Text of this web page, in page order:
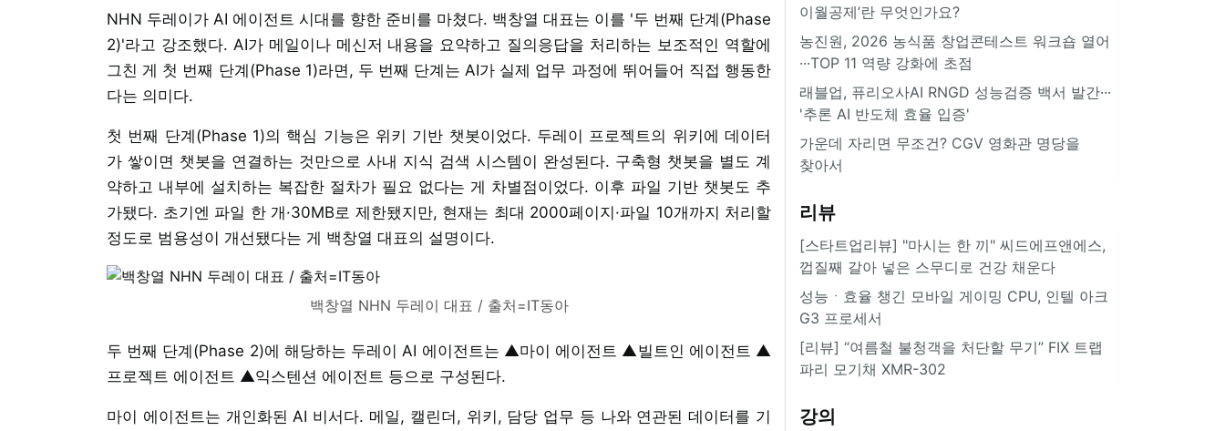
NHN 두레이가 AI 에이전트 시대를 향한 준비를 마쳤다. 백창열 대표는 이를 '두 번째 단계(Phase
2)'라고 강조했다. AI가 메일이나 메신저 내용을 요약하고 질의응답을 처리하는 보조적인 역할에
그친 게 첫 번째 단계(Phase 1)라면, 두 번째 단계는 AI가 실제 업무 과정에 뛰어들어 직접 행동한
다는 의미다.
첫 번째 단계(Phase 1)의 핵심 기능은 위키 기반 챗봇이었다. 두레이 프로젝트의 위키에 데이터
가 쌓이면 챗봇을 연결하는 것만으로 사내 지식 검색 시스템이 완성된다. 구축형 챗봇을 별도 계
약하고 내부에 설치하는 복잡한 절차가 필요 없다는 게 차별점이었다. 이후 파일 기반 챗봇도 추
가됐다. 초기엔 파일 한 개·30MB로 제한됐지만, 현재는 최대 2000페이지·파일 10개까지 처리할
정도로 범용성이 개선됐다는 게 백창열 대표의 설명이다.
백창열 NHN 두레이 대표 / 출처=IT동아
두 번째 단계(Phase 2)에 해당하는 두레이 AI 에이전트는 ▲마이 에이전트 ▲빌트인 에이전트 ▲
프로젝트 에이전트 ▲익스텐션 에이전트 등으로 구성된다.
마이 에이전트는 개인화된 AI 비서다. 메일, 캘린더, 위키, 담당 업무 등 나와 연관된 데이터를 기
이월공제’란 무엇인가요?
농진원, 2026 농식품 창업콘테스트 워크숍 열어
···TOP 11 역량 강화에 초점
래블업, 퓨리오사AI RNGD 성능검증 백서 발간···
'추론 AI 반도체 효율 입증'
가운데 자리면 무조건? CGV 영화관 명당을
찾아서
리뷰
[스타트업리뷰] "마시는 한 끼" 씨드에프앤에스,
껍질째 갈아 넣은 스무디로 건강 채운다
성능ㆍ효율 챙긴 모바일 게이밍 CPU, 인텔 아크
G3 프로세서
[리뷰] “여름철 불청객을 처단할 무기” FIX 트랩
파리 모기채 XMR-302
강의